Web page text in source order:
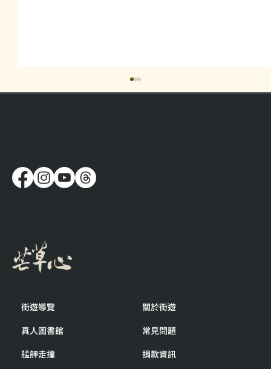
流浪時，人都在想些什麼呢？
街遊導覽
真人圖書館
艋舺走撞
關於街遊
常見問題
捐款資訊